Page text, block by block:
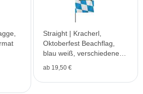
Straight | Kracherl,
Oktoberfest Beachflag,
blau weiß, verschiedene
ab 19,50 €